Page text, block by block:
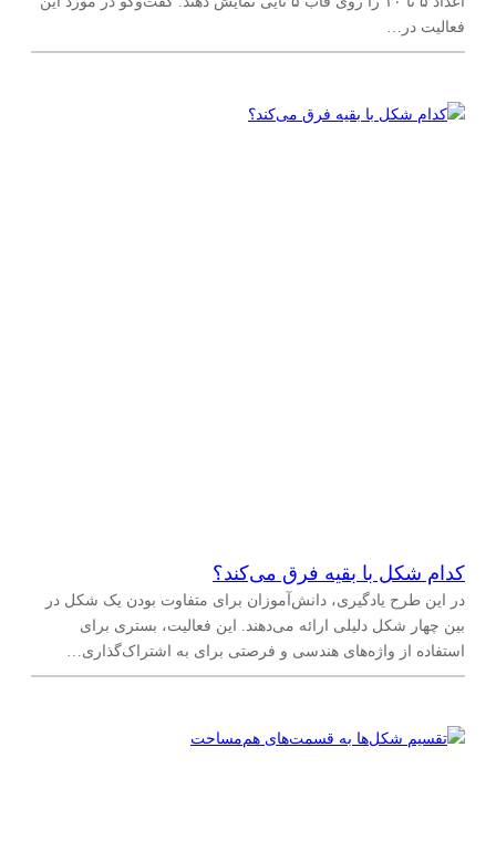
فعالیت در…
کدام شکل با بقیه فرق می‌کند؟
در این طرح یادگیری، دانش‌آموزان برای متفاوت بودن یک شکل در
بین چهار شکل دلیلی ارائه می‌دهند. این فعالیت، بستری برای
استفاده از واژه‌های هندسی و فرصتی برای به اشتراک‌گذاری…